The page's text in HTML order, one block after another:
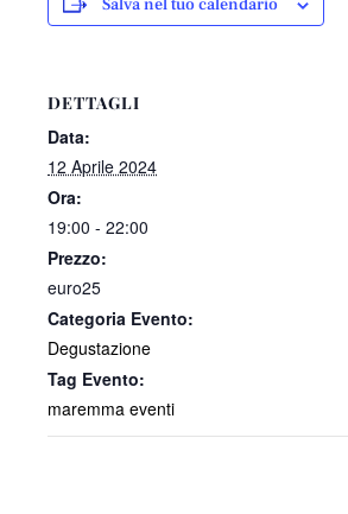
Salva nel tuo calendario
DETTAGLI
Data:
12 Aprile 2024
Ora:
19:00 - 22:00
Prezzo:
euro25
Categoria Evento:
Degustazione
Tag Evento:
maremma eventi